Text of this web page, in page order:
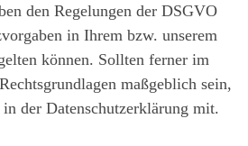
den Regelungen der DSGVO
in Ihrem bzw. unserem
können. Sollten ferner im
maßgeblich sein,
der Datenschutzerklärung mit.